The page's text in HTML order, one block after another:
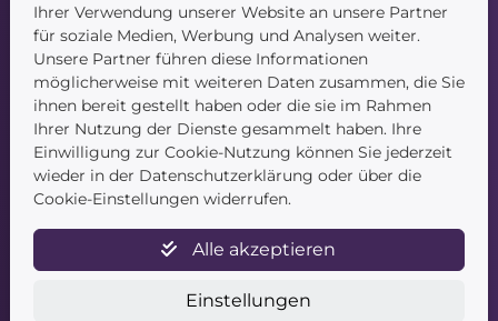
Service
Newsletter
Datenschutz
Widerrufsformular
Ihrer Verwendung unserer Website an unsere Partner
für soziale Medien, Werbung und Analysen weiter.
Unsere Partner führen diese Informationen
möglicherweise mit weiteren Daten zusammen, die Sie
ihnen bereit gestellt haben oder die sie im Rahmen
Ihrer Nutzung der Dienste gesammelt haben. Ihre
Einwilligung zur Cookie-Nutzung können Sie jederzeit
wieder in der Datenschutzerklärung oder über die
Cookie-Einstellungen widerrufen.
Alle akzeptieren
Einstellungen